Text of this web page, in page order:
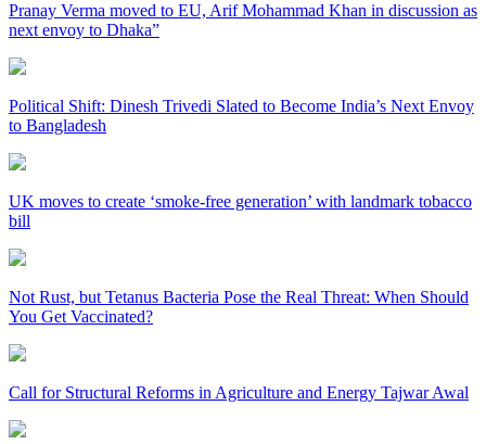
Pranay Verma moved to EU, Arif Mohammad Khan in discussion as
next envoy to Dhaka”
Political Shift: Dinesh Trivedi Slated to Become India’s Next Envoy
to Bangladesh
UK moves to create ‘smoke-free generation’ with landmark tobacco
bill
Not Rust, but Tetanus Bacteria Pose the Real Threat: When Should
You Get Vaccinated?
Call for Structural Reforms in Agriculture and Energy Tajwar Awal